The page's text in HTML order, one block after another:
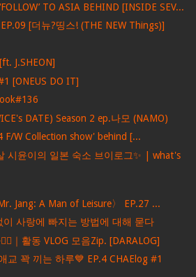
TO ASIA BEHIND [INSIDE SEV...
[더뉴?띵스! (THE NEW Things)]
J.SHEON]
[ONEUS DO IT]
DATE) Season 2 ep.나모 (NAMO)
F/W Collection show' behind [...
시윤이의 일본 숙소 브이로그✨ | what's
Jang: A Man of Leisure〉 EP.27 ...
이 사랑에 빠지는 방법에 대해 묻다
｜활동 VLOG 모음Zip. [DARALOG]
교 꽉 끼는 하루💙 EP.4 CHAElog #1